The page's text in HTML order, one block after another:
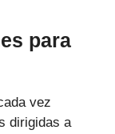
para
vez
dirigidas a